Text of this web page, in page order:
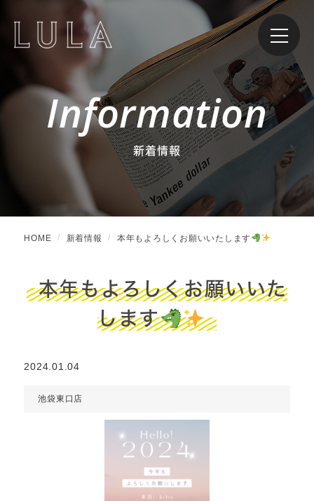
Information
新着情報
HOME 新着情報 本年もよろしくお願いいたします
本年もよろしくお願いいた
します
2024.01.04
池袋東口店